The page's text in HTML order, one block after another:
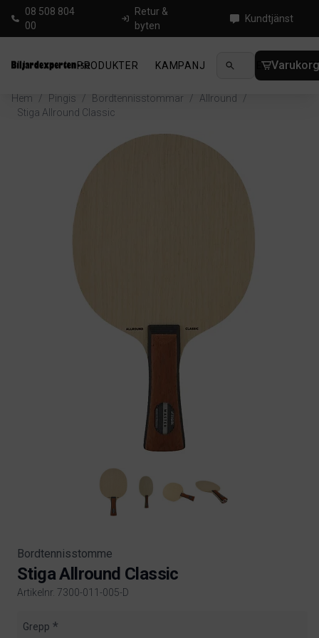
08 508 804
00
Retur &
byten
Kundtjänst
PRODUKTER KAMPANJ NYHETER
Hem / Pingis / Bordtennisstommar / Allround
/
Stiga Allround Classic
Bordtennisstomme
Stiga Allround Classic
Artikelnr. 7300-011-005-D
Product information
Grepp